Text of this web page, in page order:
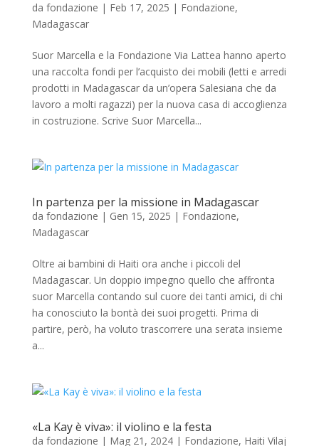
da fondazione | Feb 17, 2025 | Fondazione,
Madagascar
Suor Marcella e la Fondazione Via Lattea hanno aperto
una raccolta fondi per l’acquisto dei mobili (letti e arredi
prodotti in Madagascar da un’opera Salesiana che da
lavoro a molti ragazzi) per la nuova casa di accoglienza
in costruzione. Scrive Suor Marcella...
In partenza per la missione in Madagascar
da fondazione | Gen 15, 2025 | Fondazione,
Madagascar
Oltre ai bambini di Haiti ora anche i piccoli del
Madagascar. Un doppio impegno quello che affronta
suor Marcella contando sul cuore dei tanti amici, di chi
ha conosciuto la bontà dei suoi progetti. Prima di
partire, però, ha voluto trascorrere una serata insieme
a...
«La Kay è viva»: il violino e la festa
da fondazione | Mag 21, 2024| Fondazione, Haiti Vilaj